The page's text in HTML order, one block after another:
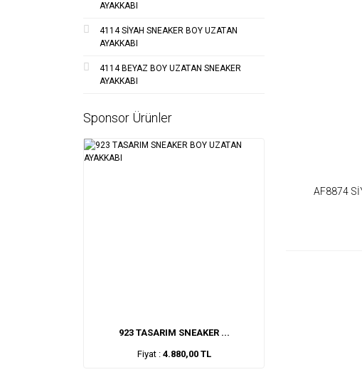
AYAKKABI
4114 SİYAH SNEAKER BOY UZATAN
AYAKKABI
4114 BEYAZ BOY UZATAN SNEAKER
AYAKKABI
Sponsor Ürünler
923 TASARIM SNEAKER ...
Fiyat : 4.880,00 TL
AF8874